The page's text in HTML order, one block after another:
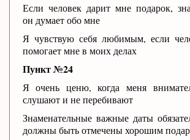
Если человек дарит мне подарок,
он думает обо мне
Я чувствую себя любимым, если
помогает мне в моих делах
Пункт №24
Я очень ценю, когда меня
слушают и не перебивают
Знаменательные важные даты
должны быть отмечены хорошим